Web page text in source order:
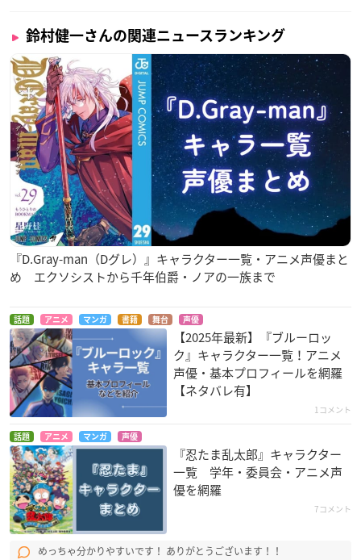
鈴村健一さんの関連ニュースランキング
『D.Gray-man（Dグレ）』キャラクター一覧・アニメ声優まと
め エクソシストから千年伯爵・ノアの一族まで
話題 アニメ マンガ 書籍 舞台 声優
【2025年最新】『ブルーロッ
ク』キャラクター一覧！アニメ
声優・基本プロフィールを網羅
【ネタバレ有】
1コメント
話題 アニメ マンガ 声優
『忍たま乱太郎』キャラクター
一覧 学年・委員会・アニメ声
優を網羅
7コメント
めっちゃ分かりやすいです！ ありがとうございます！！